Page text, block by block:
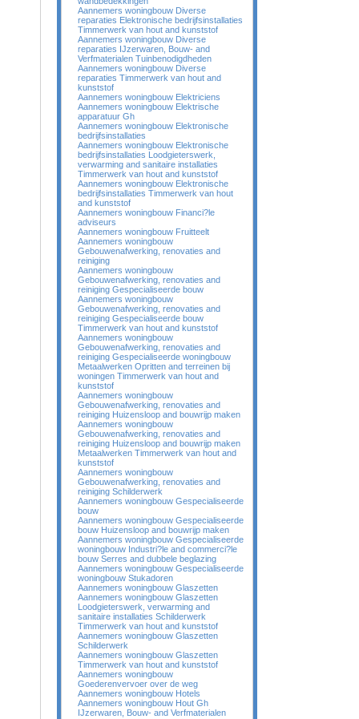
Aannemers woningbouw Diverse
reparaties Elektronische bedrijfsinstallaties
Timmerwerk van hout and kunststof
Aannemers woningbouw Diverse
reparaties IJzerwaren, Bouw- and
Verfmaterialen Tuinbenodigdheden
Aannemers woningbouw Diverse
reparaties Timmerwerk van hout and
kunststof
Aannemers woningbouw Elektriciens
Aannemers woningbouw Elektrische
apparatuur Gh
Aannemers woningbouw Elektronische
bedrijfsinstallaties
Aannemers woningbouw Elektronische
bedrijfsinstallaties Loodgieterswerk,
verwarming and sanitaire installaties
Timmerwerk van hout and kunststof
Aannemers woningbouw Elektronische
bedrijfsinstallaties Timmerwerk van hout
and kunststof
Aannemers woningbouw Financi?le
adviseurs
Aannemers woningbouw Fruitteelt
Aannemers woningbouw
Gebouwenafwerking, renovaties and
reiniging
Aannemers woningbouw
Gebouwenafwerking, renovaties and
reiniging Gespecialiseerde bouw
Aannemers woningbouw
Gebouwenafwerking, renovaties and
reiniging Gespecialiseerde bouw
Timmerwerk van hout and kunststof
Aannemers woningbouw
Gebouwenafwerking, renovaties and
reiniging Gespecialiseerde woningbouw
Metaalwerken Opritten and terreinen bij
woningen Timmerwerk van hout and
kunststof
Aannemers woningbouw
Gebouwenafwerking, renovaties and
reiniging Huizensloop and bouwrijp maken
Aannemers woningbouw
Gebouwenafwerking, renovaties and
reiniging Huizensloop and bouwrijp maken
Metaalwerken Timmerwerk van hout and
kunststof
Aannemers woningbouw
Gebouwenafwerking, renovaties and
reiniging Schilderwerk
Aannemers woningbouw Gespecialiseerde
bouw
Aannemers woningbouw Gespecialiseerde
bouw Huizensloop and bouwrijp maken
Aannemers woningbouw Gespecialiseerde
woningbouw Industri?le and commerci?le
bouw Serres and dubbele beglazing
Aannemers woningbouw Gespecialiseerde
woningbouw Stukadoren
Aannemers woningbouw Glaszetten
Aannemers woningbouw Glaszetten
Loodgieterswerk, verwarming and
sanitaire installaties Schilderwerk
Timmerwerk van hout and kunststof
Aannemers woningbouw Glaszetten
Schilderwerk
Aannemers woningbouw Glaszetten
Timmerwerk van hout and kunststof
Aannemers woningbouw
Goederenvervoer over de weg
Aannemers woningbouw Hotels
Aannemers woningbouw Hout Gh
IJzerwaren, Bouw- and Verfmaterialen